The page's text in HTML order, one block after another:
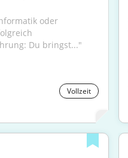
Du bringst..."
Vollzeit